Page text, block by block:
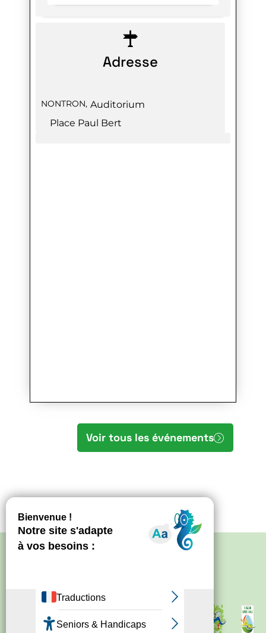
Adresse
NONTRON, Auditorium
Place Paul Bert
Voir tous les événements
Site créé par
Politique de confidentialité
Mentions
touristique de Nontron